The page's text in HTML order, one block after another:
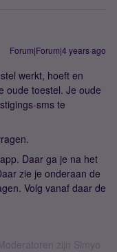
Forum|Forum|4 years ago
werkt, hoeft en
oude toestel. Je oude
sms te
Daar ga je na het
zie je onderaan de
Volg vanaf daar de
zijn Simyo